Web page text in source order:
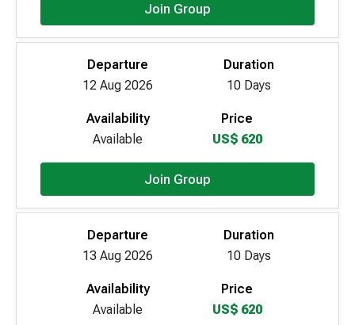
Join Group
Departure
12 Aug 2026
Duration
10 Days
Availability
Available
Price
US$ 620
Join Group
Departure
13 Aug 2026
Duration
10 Days
Availability
Available
Price
US$ 620